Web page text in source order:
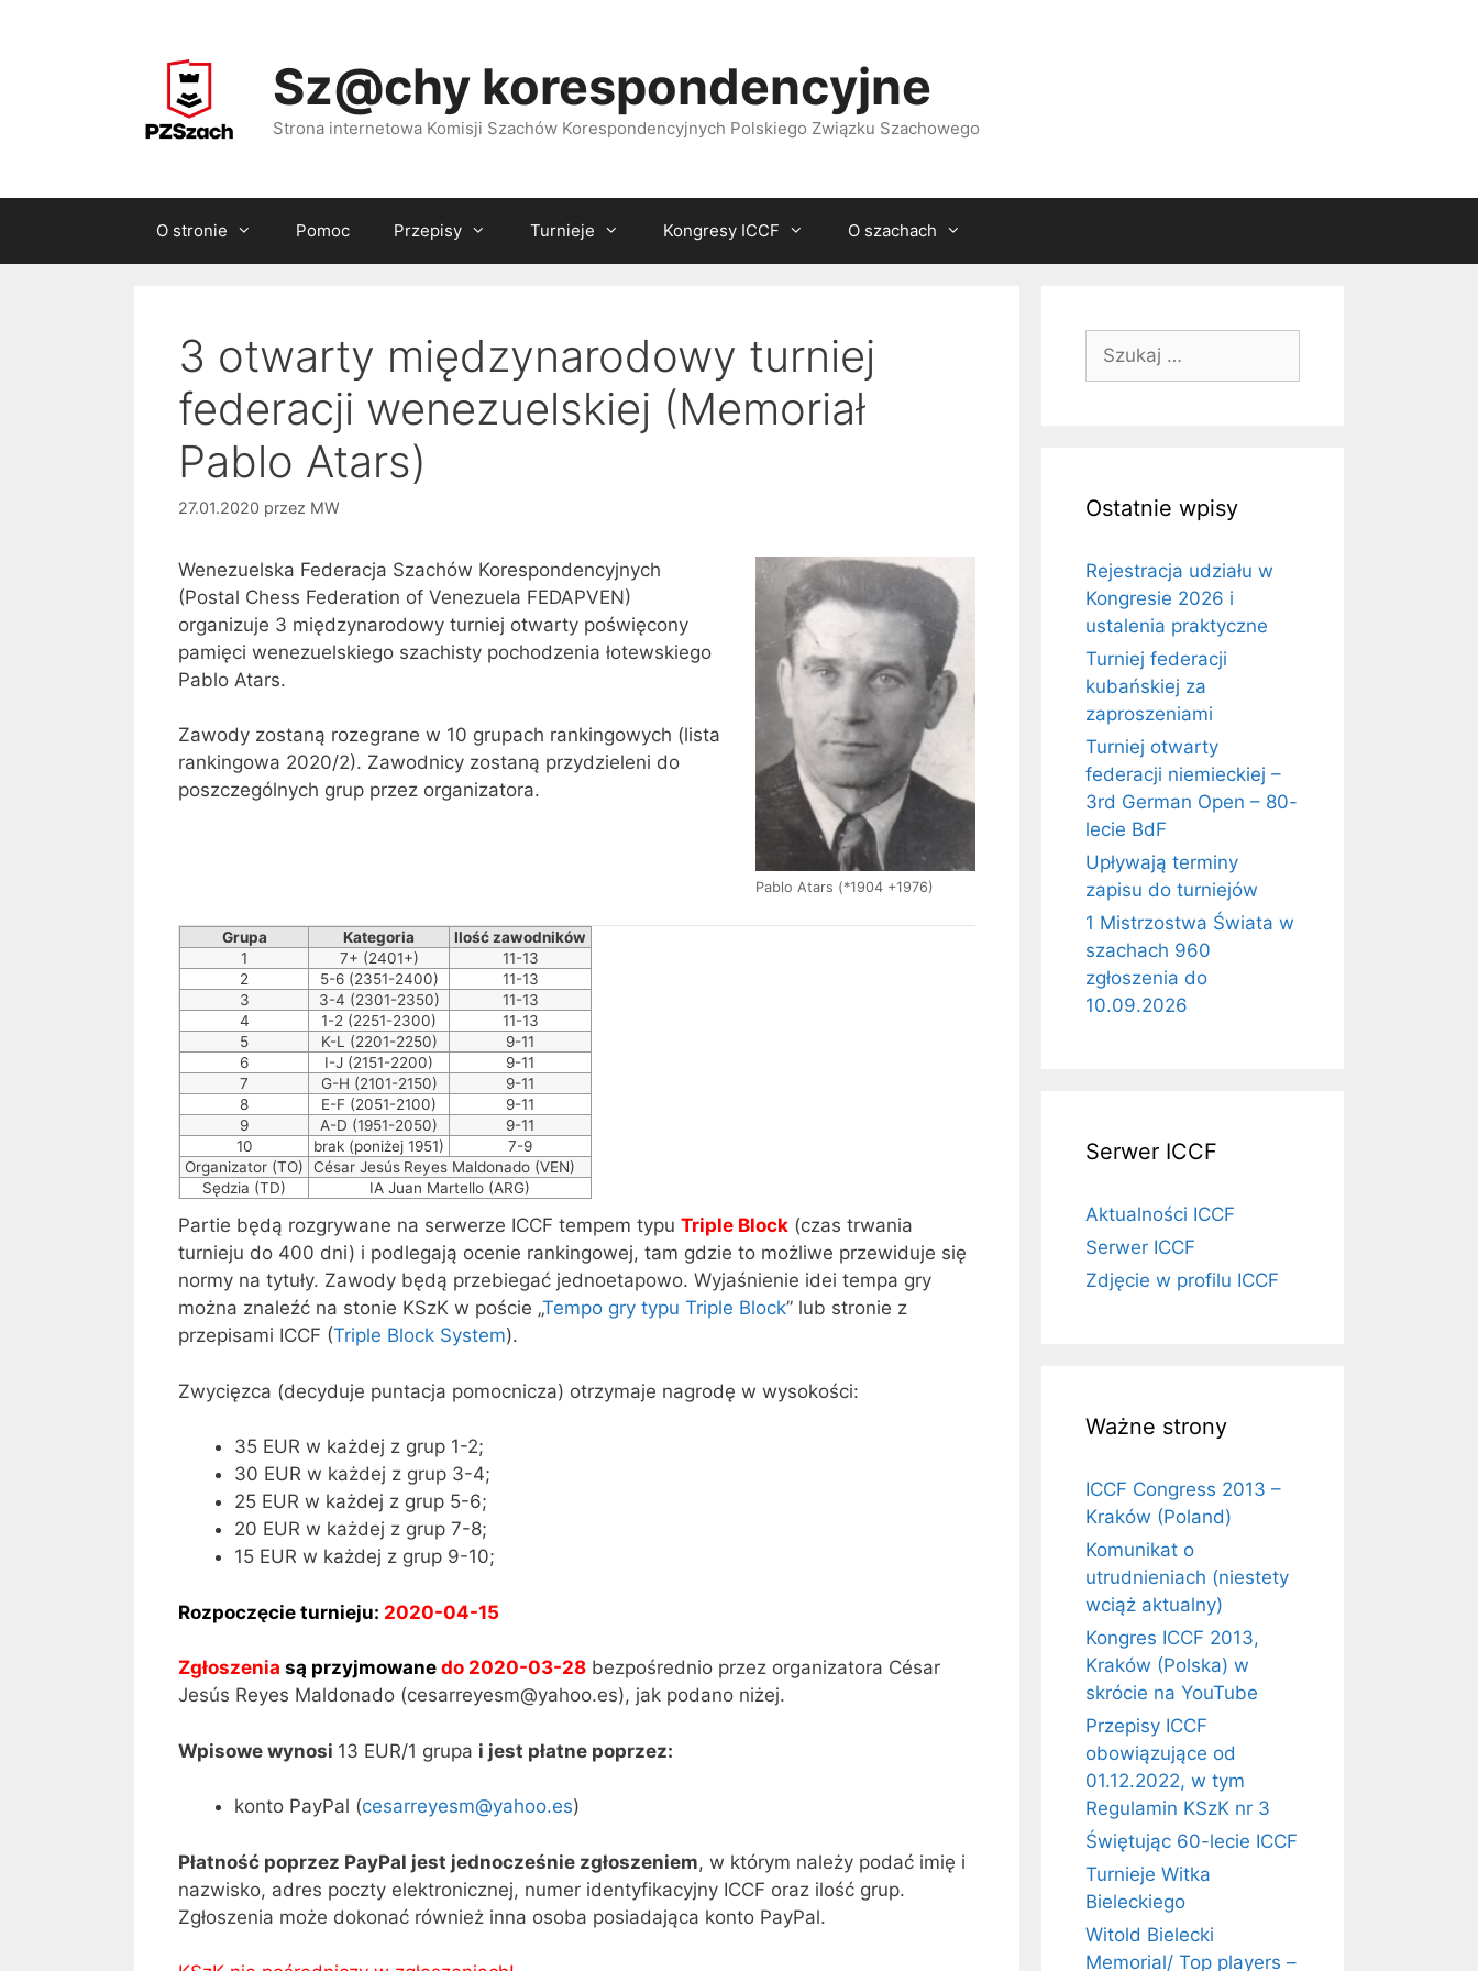
Sz@chy korespondencyjne
Strona internetowa Komisji Szachów Korespondencyjnych Polskiego Związku Szachowego
O stronie Pomoc Przepisy Turnieje Kongresy ICCF O szachach
3 otwarty międzynarodowy turniej
federacji wenezuelskiej (Memoriał
Pablo Atars)
27.01.2020 przez MW
Pablo Atars (*1904 +1976)
Wenezuelska Federacja Szachów Korespondencyjnych
(Postal Chess Federation of Venezuela FEDAPVEN)
organizuje 3 międzynarodowy turniej otwarty poświęcony
pamięci wenezuelskiego szachisty pochodzenia łotewskiego
Pablo Atars.
Zawody zostaną rozegrane w 10 grupach rankingowych (lista
rankingowa 2020/2). Zawodnicy zostaną przydzieleni do
poszczególnych grup przez organizatora.
Grupa Kategoria
Ilość zawodników
1
7+ (2401+)
11-13
2
5-6 (2351-2400)
11-13
3
3-4 (2301-2350)
11-13
4
1-2 (2251-2300)
11-13
5
K-L (2201-2250)
9-11
6
I-J (2151-2200)
9-11
7
G-H (2101-2150)
9-11
8
E-F (2051-2100)
9-11
9
A-D (1951-2050)
9-11
10
brak (poniżej 1951)
7-9
Organizator (TO)
César Jesús Reyes Maldonado (VEN)
Sędzia (TD)
IA Juan Martello (ARG)
Partie będą rozgrywane na serwerze ICCF tempem typu Triple Block (czas trwania
turnieju do 400 dni) i podlegają ocenie rankingowej, tam gdzie to możliwe przewiduje się
normy na tytuły. Zawody będą przebiegać jednoetapowo. Wyjaśnienie idei tempa gry
można znaleźć na stonie KSzK w poście „Tempo gry typu Triple Block” lub stronie z
przepisami ICCF (Triple Block System).
Zwycięzca (decyduje puntacja pomocnicza) otrzymaje nagrodę w wysokości:
35 EUR w każdej z grup 1-2;
30 EUR w każdej z grup 3-4;
25 EUR w każdej z grup 5-6;
20 EUR w każdej z grup 7-8;
15 EUR w każdej z grup 9-10;
Rozpoczęcie turnieju: 2020-04-15
Zgłoszenia są przyjmowane do 2020-03-28 bezpośrednio przez organizatora César
Jesús Reyes Maldonado (cesarreyesm@yahoo.es), jak podano niżej.
Wpisowe wynosi 13 EUR/1 grupa i jest płatne poprzez:
konto PayPal (cesarreyesm@yahoo.es)
Płatność poprzez PayPal jest jednocześnie zgłoszeniem, w którym należy podać imię i
nazwisko, adres poczty elektronicznej, numer identyfikacyjny ICCF oraz ilość grup.
Zgłoszenia może dokonać również inna osoba posiadająca konto PayPal.
Ostatnie wpisy
Rejestracja udziału w
Kongresie 2026 i
ustalenia praktyczne
Turniej federacji
kubańskiej za
zaproszeniami
Turniej otwarty
federacji niemieckiej –
3rd German Open – 80-
lecie BdF
Upływają terminy
zapisu do turniejów
1 Mistrzostwa Świata w
szachach 960
zgłoszenia do
10.09.2026
Serwer ICCF
Aktualności ICCF
Serwer ICCF
Zdjęcie w profilu ICCF
Ważne strony
ICCF Congress 2013 –
Kraków (Poland)
Komunikat o
utrudnieniach (niestety
wciąż aktualny)
Kongres ICCF 2013,
Kraków (Polska) w
skrócie na YouTube
Przepisy ICCF
obowiązujące od
01.12.2022, w tym
Regulamin KSzK nr 3
Świętując 60-lecie ICCF
Turnieje Witka
Bieleckiego
Witold Bielecki
Memorial/ Top players –